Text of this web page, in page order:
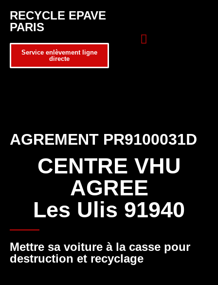
RECYCLE EPAVE
PARIS
Service enlèvement ligne
directe
AGREMENT PR9100031D
CENTRE VHU
AGREE
Les Ulis 91940
Mettre sa voiture à la casse pour
destruction et recyclage